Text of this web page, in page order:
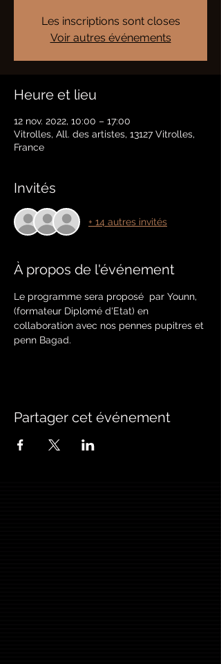
Les inscriptions sont closes
Voir autres événements
Heure et lieu
12 nov. 2022, 10:00 – 17:00
Vitrolles, All. des artistes, 13127 Vitrolles,
France
Invités
+ 14 autres invités
À propos de l'événement
Le programme sera proposé  par Younn,
(formateur Diplomé d'Etat) en
collaboration avec nos pennes pupitres et
penn Bagad.
Partager cet événement